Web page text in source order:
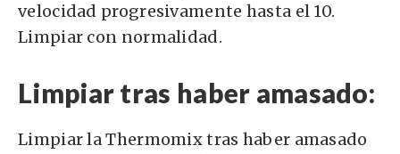
velocidad progresivamente hasta el 10.
Limpiar con normalidad.
Limpiar tras haber amasado:
Limpiar la Thermomix tras haber amasado